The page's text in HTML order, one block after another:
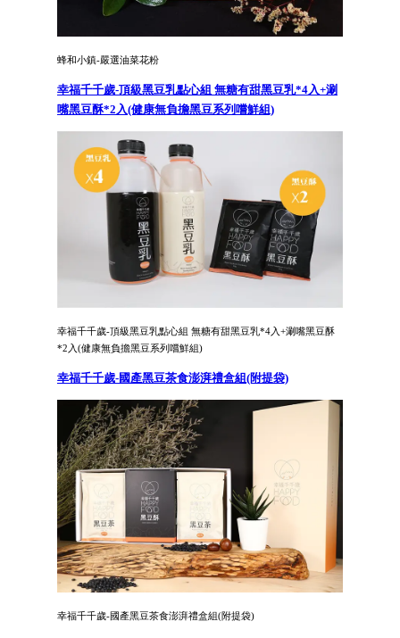
蜂和小鎮-嚴選油菜花粉
幸福千千歲-頂級黑豆乳點心組 無糖有甜黑豆乳*4入+涮
嘴黑豆酥*2入(健康無負擔黑豆系列嚐鮮組)
幸福千千歲-頂級黑豆乳點心組 無糖有甜黑豆乳*4入+涮嘴黑豆酥
*2入(健康無負擔黑豆系列嚐鮮組)
幸福千千歲-國產黑豆茶食澎湃禮盒組(附提袋)
幸福千千歲-國產黑豆茶食澎湃禮盒組(附提袋)